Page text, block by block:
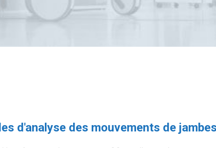
d'analyse des mouvements de jambes